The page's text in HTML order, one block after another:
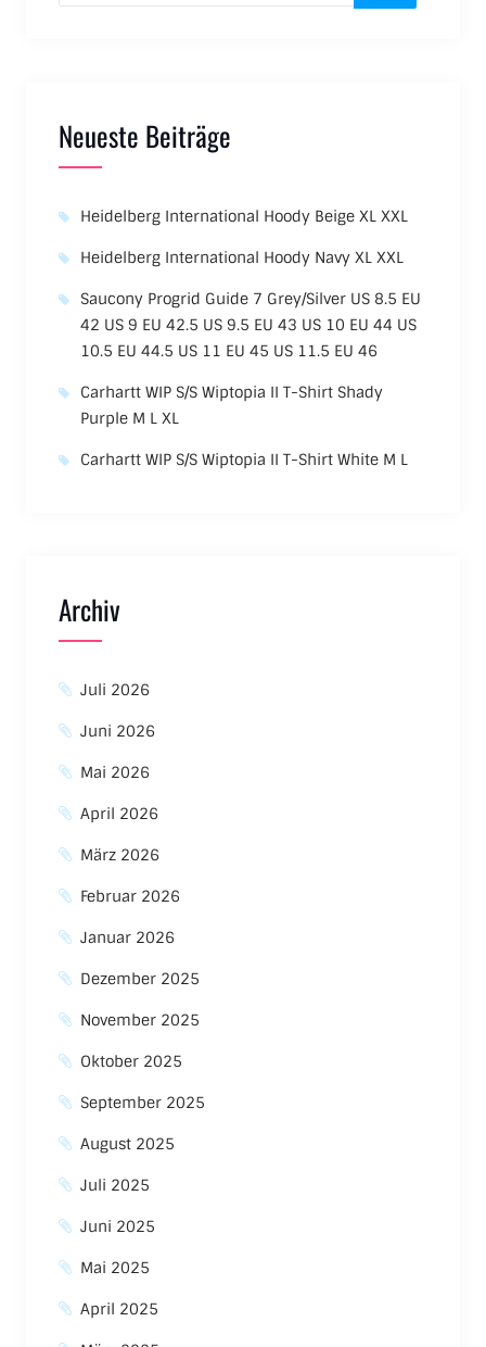
Neueste Beiträge
Heidelberg International Hoody Beige XL XXL
Heidelberg International Hoody Navy XL XXL
Saucony Progrid Guide 7 Grey/Silver US 8.5 EU
42 US 9 EU 42.5 US 9.5 EU 43 US 10 EU 44 US
10.5 EU 44.5 US 11 EU 45 US 11.5 EU 46
Carhartt WIP S/S Wiptopia II T-Shirt Shady
Purple M L XL
Carhartt WIP S/S Wiptopia II T-Shirt White M L
Archiv
Juli 2026
Juni 2026
Mai 2026
April 2026
März 2026
Februar 2026
Januar 2026
Dezember 2025
November 2025
Oktober 2025
September 2025
August 2025
Juli 2025
Juni 2025
Mai 2025
April 2025